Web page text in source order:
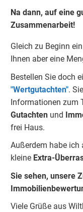
Na dann, auf eine
Zusammenarbeit!
Gleich zu Beginn
Ihnen aber eine
Bestellen Sie doch
"Wertgutachten".
Informationen zum
Gutachten und
frei Haus.
Außerdem habe
kleine Extra-
Sie sehen, unsere
Viele Grüße aus